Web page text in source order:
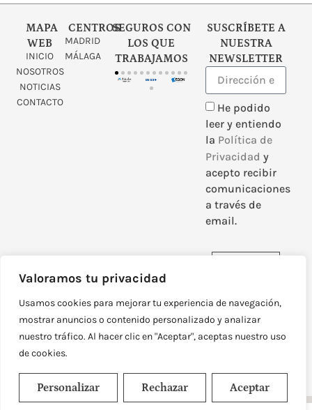
Valoramos tu privacidad
Usamos cookies para mejorar tu experiencia de navegación,
mostrar anuncios o contenido personalizado y analizar
nuestro tráfico. Al hacer clic en "Aceptar", aceptas nuestro uso
de cookies.
Personalizar Rechazar Aceptar
MAPA
WEB
INICIO
NOSOTROS
NOTICIAS
CONTACTO
CENTROS
MADRID
MÁLAGA
SEGUROS CON
LOS QUE
TRABAJAMOS
SUSCRÍBETE A
NUESTRA
NEWSLETTER
He podido
leer y entiendo
la Política de
Privacidad y
acepto recibir
comunicaciones
a través de
email.
© TODOS LOS DERECHOS RESERVADOS
AVISO LEGAL